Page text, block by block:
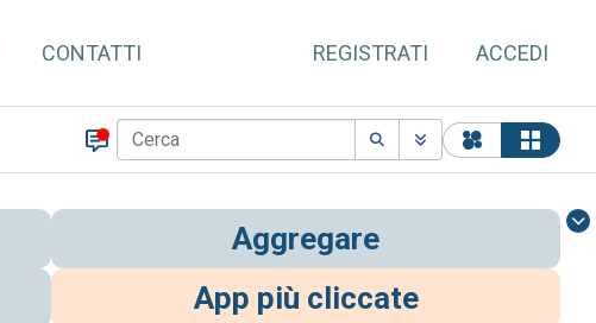
CONTATTI REGISTRATI ACCEDI
Aggregare
App più cliccate